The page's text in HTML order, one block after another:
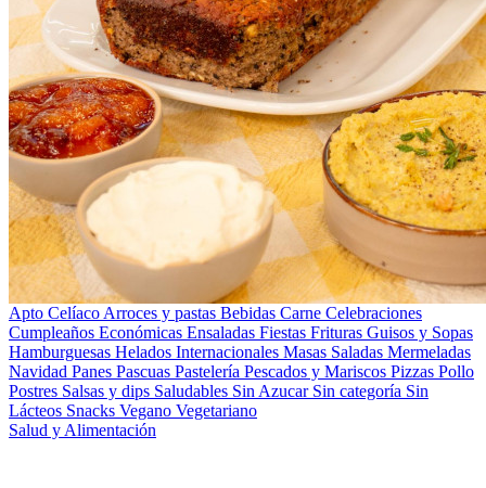
Apto Celíaco Arroces y pastas Bebidas Carne Celebraciones
Cumpleaños Económicas Ensaladas Fiestas Frituras Guisos y Sopas
Hamburguesas Helados Internacionales Masas Saladas Mermeladas
Navidad Panes Pascuas Pastelería Pescados y Mariscos Pizzas Pollo
Postres Salsas y dips Saludables Sin Azucar Sin categoría Sin
Lácteos Snacks Vegano Vegetariano
Salud y Alimentación